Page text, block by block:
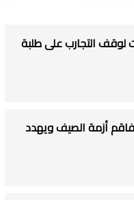
لوقف التجارب على طلبة
أزمة الصيف ويهدد